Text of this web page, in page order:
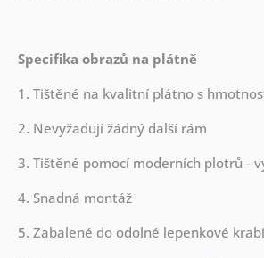
Specifika obrazů na plátně
1. Tištěné na kvalitní plátno s
2. Nevyžadují žádný další rám
3. Tištěné pomocí moderních plotrů -
4. Snadná montáž
5. Zabalené do odolné lepenkové